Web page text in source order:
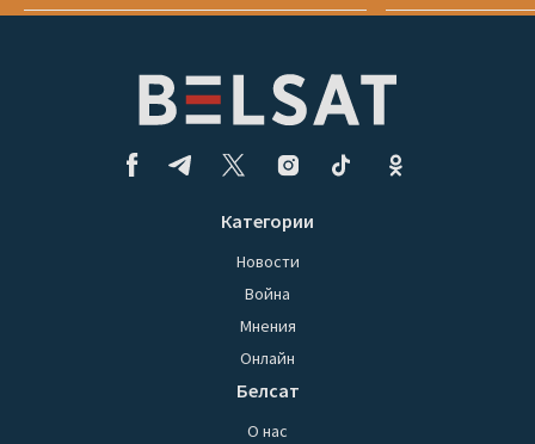
Категории
Новости
Война
Мнения
Онлайн
Белсат
О нас